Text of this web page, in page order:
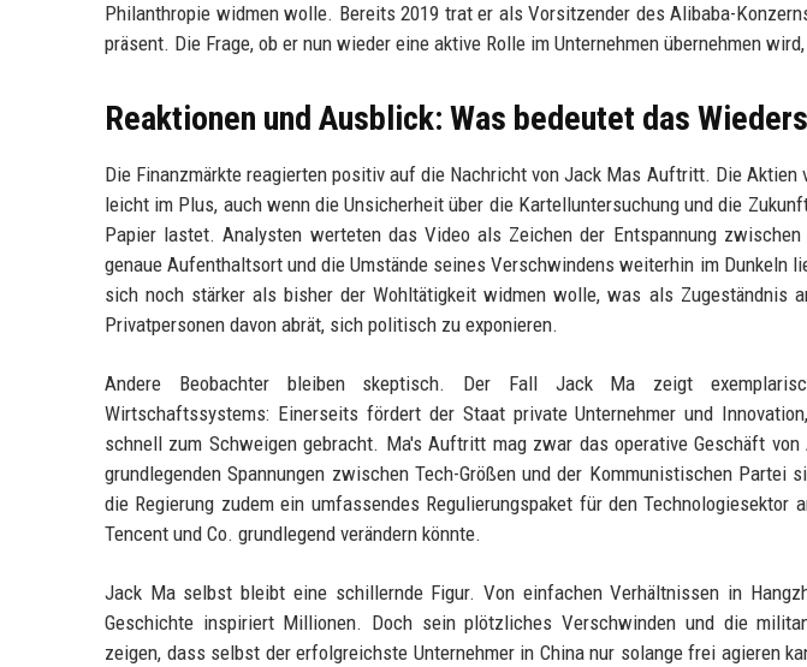
Philanthropie widmen wolle. Bereits 2019 trat er als Vorsitzender des Alibaba-
präsent. Die Frage, ob er nun wieder eine aktive Rolle im Unternehmen übernehmen
Reaktionen und Ausblick: Was bedeutet das
Die Finanzmärkte reagierten positiv auf die Nachricht von Jack Mas Auftritt. Die Aktien
leicht im Plus, auch wenn die Unsicherheit über die Kartelluntersuchung und die
Papier lastet. Analysten werteten das Video als Zeichen der Entspannung
genaue Aufenthaltsort und die Umstände seines Verschwindens weiterhin im Dunkeln
sich noch stärker als bisher der Wohltätigkeit widmen wolle, was als Zugeständnis
Privatpersonen davon abrät, sich politisch zu exponieren.
Andere Beobachter bleiben skeptisch. Der Fall Jack Ma zeigt
Wirtschaftssystems: Einerseits fördert der Staat private Unternehmer und
schnell zum Schweigen gebracht. Ma's Auftritt mag zwar das operative Geschäft
grundlegenden Spannungen zwischen Tech-Größen und der Kommunistischen
die Regierung zudem ein umfassendes Regulierungspaket für den Technologiesektor
Tencent und Co. grundlegend verändern könnte.
Jack Ma selbst bleibt eine schillernde Figur. Von einfachen Verhältnissen in
Geschichte inspiriert Millionen. Doch sein plötzliches Verschwinden und die
zeigen, dass selbst der erfolgreichste Unternehmer in China nur solange frei agieren